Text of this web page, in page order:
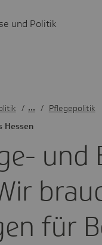
und Politik
für
Hessen
/ Pflegepolitik